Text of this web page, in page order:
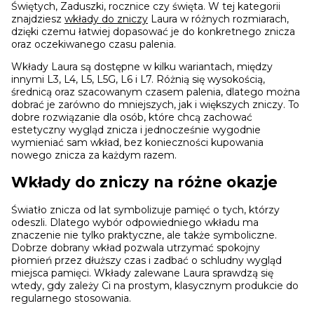
Świętych, Zaduszki, rocznice czy święta. W tej kategorii
znajdziesz wkłady do zniczy Laura w różnych rozmiarach,
dzięki czemu łatwiej dopasować je do konkretnego znicza
oraz oczekiwanego czasu palenia.
Wkłady Laura są dostępne w kilku wariantach, między
innymi L3, L4, L5, L5G, L6 i L7. Różnią się wysokością,
średnicą oraz szacowanym czasem palenia, dlatego można
dobrać je zarówno do mniejszych, jak i większych zniczy. To
dobre rozwiązanie dla osób, które chcą zachować
estetyczny wygląd znicza i jednocześnie wygodnie
wymieniać sam wkład, bez konieczności kupowania
nowego znicza za każdym razem.
Wkłady do zniczy na różne okazje
Światło znicza od lat symbolizuje pamięć o tych, którzy
odeszli. Dlatego wybór odpowiedniego wkładu ma
znaczenie nie tylko praktyczne, ale także symboliczne.
Dobrze dobrany wkład pozwala utrzymać spokojny
płomień przez dłuższy czas i zadbać o schludny wygląd
miejsca pamięci. Wkłady zalewane Laura sprawdzą się
wtedy, gdy zależy Ci na prostym, klasycznym produkcie do
regularnego stosowania.